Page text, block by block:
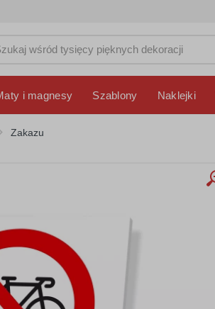
i magnesy Szablony Naklejki
Zakazu